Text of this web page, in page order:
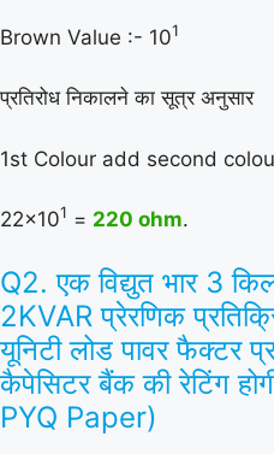
Brown Value :- 101
प्रतिरोध निकालने का सूत्र अनुसार
1st Colour add second
22×101 = 220 ohm.
Q2. एक विद्युत भार 3
2KVAR प्रेरणिक
यूनिटी लोड पावर फैक्टर
कैपेसिटर बैंक की रेटिंग
PYQ Paper)